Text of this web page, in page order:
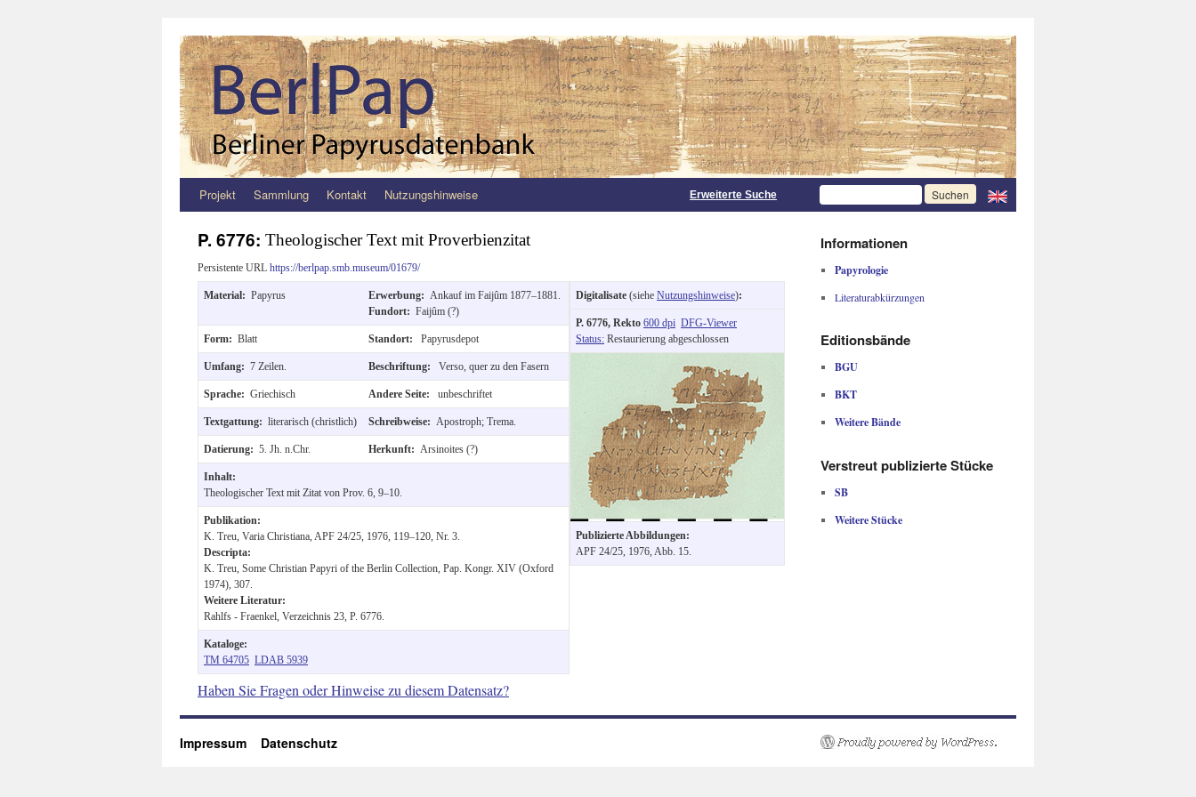
Zum
springen
Projekt Sammlung Kontakt Nutzungshinweise Erweiterte Suche
P. 6776: Theologischer Text mit Proverbienzitat
Persistente URL https://berlpap.smb.museum/01679/
Material: Papyrus Erwerbung: Ankauf im Faijûm 1877–1881.
Fundort: Faijûm (?)
Form: Blatt Standort: Papyrusdepot
Umfang: 7 Zeilen. Beschriftung: Verso, quer zu den Fasern
Sprache: Griechisch Andere Seite: unbeschriftet
Textgattung: literarisch (christlich) Schreibweise: Apostroph; Trema.
Datierung: 5. Jh. n.Chr. Herkunft: Arsinoites (?)
Inhalt:
Theologischer Text mit Zitat von Prov. 6, 9–10.
Publikation:
K. Treu, Varia Christiana, APF 24/25, 1976, 119–120, Nr. 3.
Descripta:
K. Treu, Some Christian Papyri of the Berlin Collection, Pap. Kongr. XIV (Oxford
1974), 307.
Weitere Literatur:
Rahlfs - Fraenkel, Verzeichnis 23, P. 6776.
Kataloge:
TM 64705 LDAB 5939
Digitalisate (siehe Nutzungshinweise):
P. 6776, Rekto 600 dpi DFG-Viewer
Status: Restaurierung abgeschlossen
Publizierte Abbildungen:
APF 24/25, 1976, Abb. 15.
Haben Sie Fragen oder Hinweise zu diesem Datensatz?
Informationen
Papyrologie
Literaturabkürzungen
Editionsbände
BGU
BKT
Weitere Bände
Verstreut publizierte Stücke
SB
Weitere Stücke
Impressum Datenschutz